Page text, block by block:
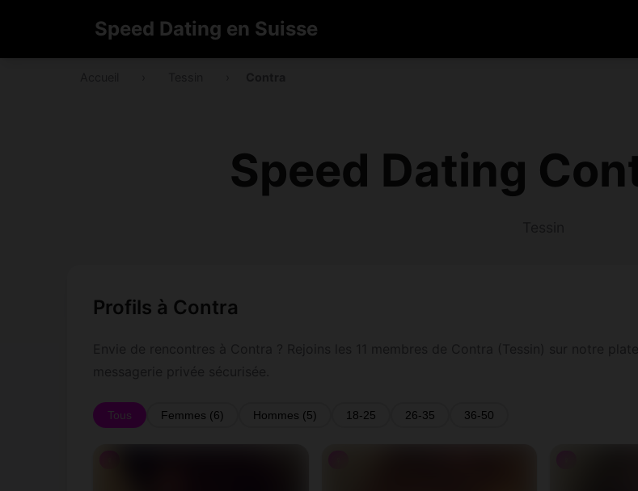
Speed Dating en Suisse
Speed Dating
Profils à Contra
Tous Femmes (6) Hommes (5) 18-25 26-35 36-50